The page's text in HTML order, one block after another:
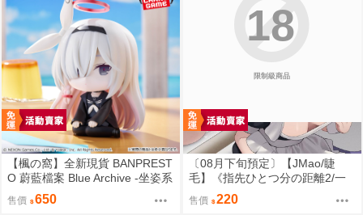
【楓の窩】全新現貨 BANPREST
O 蔚藍檔案 Blue Archive -坐姿系
列- 星奈【日版】
售價 650
限制級商品
18
〔08月下旬預定〕【JMao/睫
毛】《指先ひとつ分の距離2/一
個指尖的距離2》B5/26P黑白內
頁/繁體中文/無修正⬢黑市兔－睫
售價 220